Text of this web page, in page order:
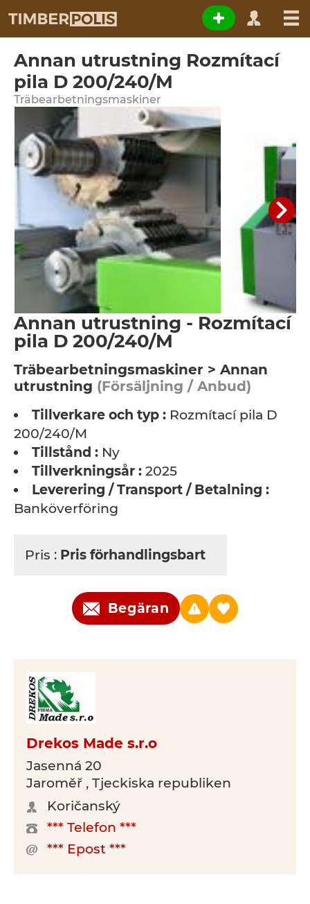
Annan utrustning Rozmítací
pila D 200/240/M
Träbearbetningsmaskiner
Annan utrustning - Rozmítací
pila D 200/240/M
Träbearbetningsmaskiner > Annan
utrustning (Försäljning / Anbud)
Tillverkare och typ : Rozmítací pila D
200/240/M
Tillstånd : Ny
Tillverkningsår : 2025
Leverering / Transport / Betalning :
Banköverföring
Pris : Pris förhandlingsbart
Begäran
Drekos Made s.r.o
Jasenná 20
Jaroměř , Tjeckiska republiken
Koričanský
*** Telefon ***
*** Epost ***